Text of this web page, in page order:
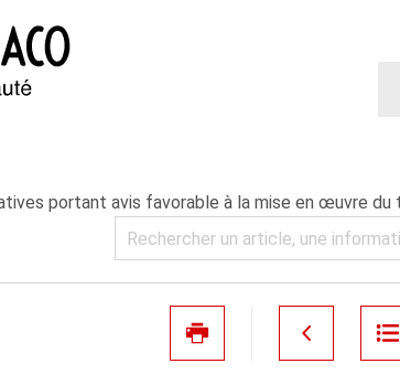
portant avis favorable à la mise en œuvre du